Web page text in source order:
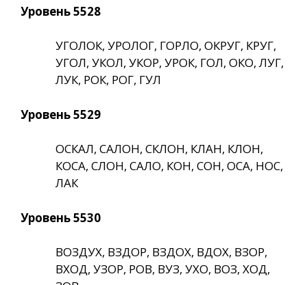
Уровень 5528
УГОЛОК, УРОЛОГ, ГОРЛО, ОКРУГ, КРУГ,
УГОЛ, УКОЛ, УКОР, УРОК, ГОЛ, ОКО, ЛУГ,
ЛУК, РОК, РОГ, ГУЛ
Уровень 5529
ОСКАЛ, САЛОН, СКЛОН, КЛАН, КЛОН,
КОСА, СЛОН, САЛО, КОН, СОН, ОСА, НОС,
ЛАК
Уровень 5530
ВОЗДУХ, ВЗДОР, ВЗДОХ, ВДОХ, ВЗОР,
ВХОД, УЗОР, РОВ, ВУЗ, УХО, ВОЗ, ХОД,